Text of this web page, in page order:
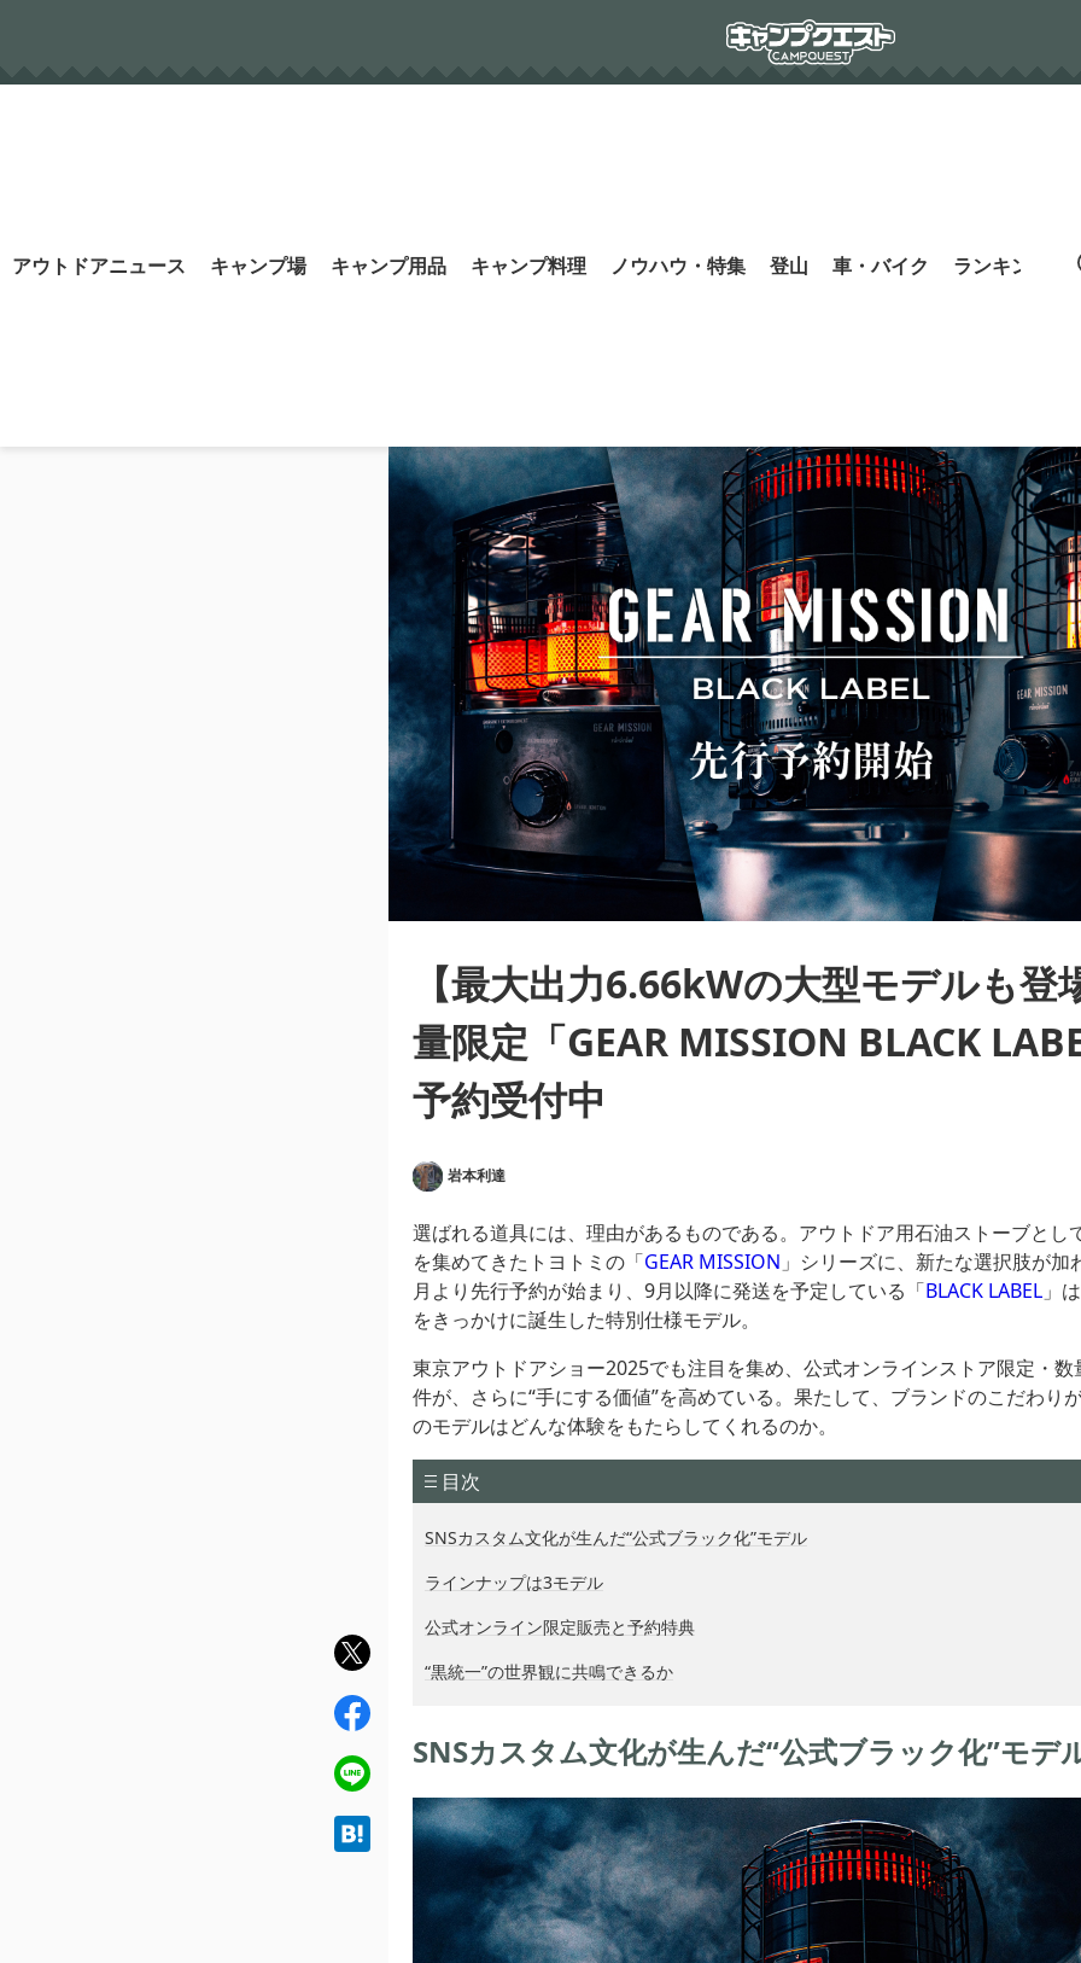
アウトドアニュース キャンプ場 キャンプ用品 キャンプ料理 ノウハウ・特集 登山 車・バイク ランキング
Search
【最大出力6.66kWの大型モデルも登
量限定「GEAR MISSION BLACK
予約受付中
岩本利達
選ばれる道具には、理由があるものである。アウトドア用石油ストーブとし
を集めてきたトヨトミの「GEAR MISSION 」シリーズに、新たな選択肢が加
月より先行予約が始まり、9月以降に発送を予定している「BLACK LABEL 」
をきっかけに誕生した特別仕様モデル。
東京アウトドアショー2025でも注目を集め、公式オンラインストア限定・
件が、さらに“手にする価値”を高めている。果たして、ブランドのこだわり
のモデルはどんな体験をもたらしてくれるのか。
目次
SNSカスタム文化が生んだ“公式ブラック化”モデル
ラインナップは3モデル
公式オンライン限定販売と予約特典
“黒統一”の世界観に共鳴できるか
SNSカスタム文化が生んだ“公式ブラック化”モデ
twit
ter
fac
ebo
ok
line
hat
ena